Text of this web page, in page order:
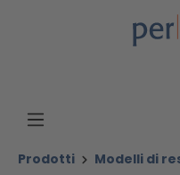
Passa al contenuto
Prodotti Modelli di